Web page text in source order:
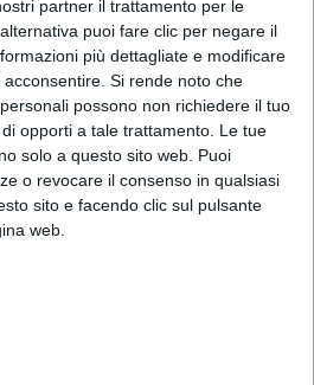
partner il trattamento per le
puoi fare clic per negare il
più dettagliate e modificare
Si rende noto che
possono non richiedere il tuo
opporti a tale trattamento. Le tue
solo a questo sito web. Puoi
o revocare il consenso in qualsiasi
sito e facendo clic sul pulsante
web.